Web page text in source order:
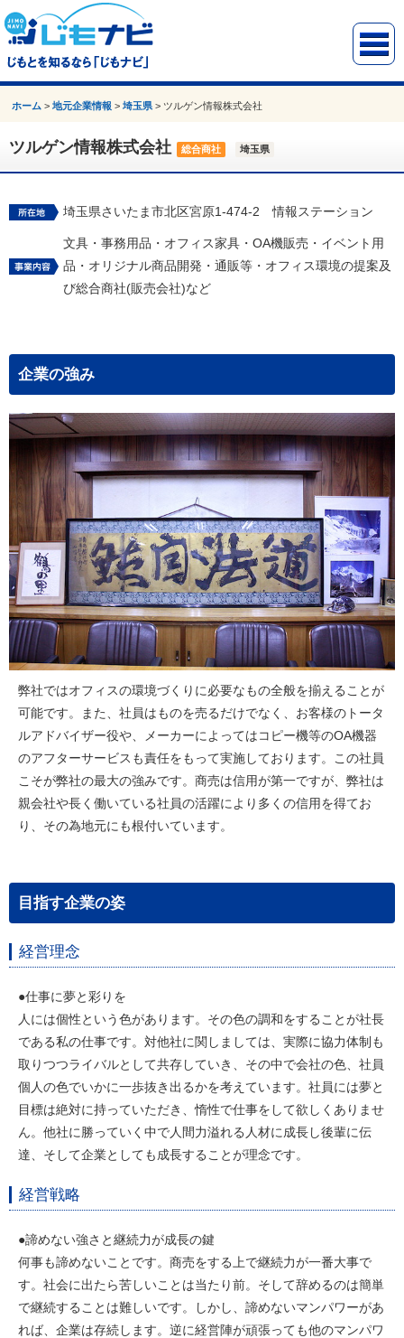
ホーム >地元企業情報 >埼玉県 > ツルゲン情報株式会社
ツルゲン情報株式会社 総合商社 埼玉県
埼玉県さいたま市北区宮原1-474-2 情報ステーション
文具・事務用品・オフィス家具・OA機販売・イベント用
品・オリジナル商品開発・通販等・オフィス環境の提案及
び総合商社(販売会社)など
企業の強み
弊社ではオフィスの環境づくりに必要なもの全般を揃えることが
可能です。また、社員はものを売るだけでなく、お客様のトータ
ルアドバイザー役や、メーカーによってはコピー機等のOA機器
のアフターサービスも責任をもって実施しております。この社員
こそが弊社の最大の強みです。商売は信用が第一ですが、弊社は
親会社や長く働いている社員の活躍により多くの信用を得てお
り、その為地元にも根付いています。
目指す企業の姿
経営理念
●仕事に夢と彩りを
人には個性という色があります。その色の調和をすることが社長
である私の仕事です。対他社に関しましては、実際に協力体制も
取りつつライバルとして共存していき、その中で会社の色、社員
個人の色でいかに一歩抜き出るかを考えています。社員には夢と
目標は絶対に持っていただき、惰性で仕事をして欲しくありませ
ん。他社に勝っていく中で人間力溢れる人材に成長し後輩に伝
達、そして企業としても成長することが理念です。
経営戦略
●諦めない強さと継続力が成長の鍵
何事も諦めないことです。商売をする上で継続力が一番大事で
す。社会に出たら苦しいことは当たり前。そして辞めるのは簡単
で継続することは難しいです。しかし、諦めないマンパワーがあ
れば、企業は存続します。逆に経営陣が頑張っても他のマンパワ